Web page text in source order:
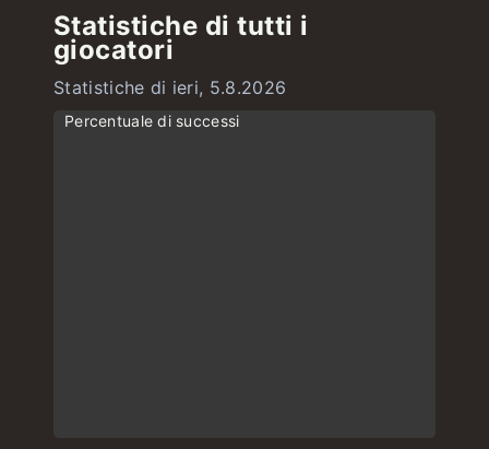
Statistiche di tutti i
giocatori
Statistiche di ieri, 5.8.2026
Percentuale di successi